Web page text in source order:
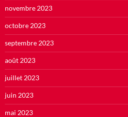
novembre 2023
octobre 2023
septembre 2023
août 2023
juillet 2023
juin 2023
mai 2023